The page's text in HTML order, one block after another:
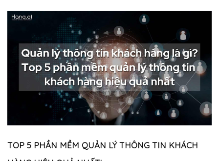
TOP 5 PHẦN MỀM QUẢN LÝ THÔNG TIN KHÁCH